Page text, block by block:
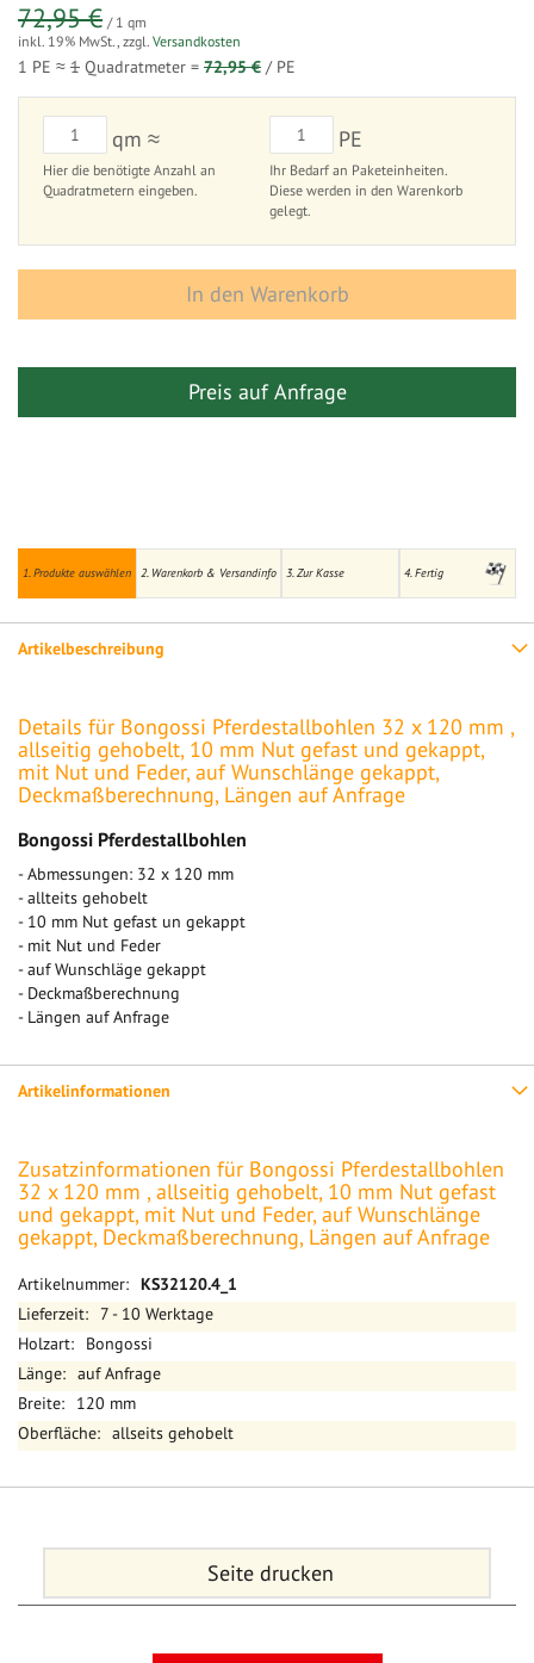
1. Produkte auswählen 2. Warenkorb & Versandinfo 3. Zur Kasse 4. Fertig
72,95 € / 1 qm
inkl. 19% MwSt., zzgl. Versandkosten
1 PE ≈ 1 Quadratmeter = 72,95 € / PE
qm ≈
Hier die benötigte Anzahl an
Quadratmetern eingeben.
PE
Ihr Bedarf an Paketeinheiten.
Diese werden in den Warenkorb
gelegt.
In den Warenkorb
Preis auf Anfrage
Artikelbeschreibung
Details für Bongossi Pferdestallbohlen 32 x 120 mm ,
allseitig gehobelt, 10 mm Nut gefast und gekappt,
mit Nut und Feder, auf Wunschlänge gekappt,
Deckmaßberechnung, Längen auf Anfrage
Bongossi Pferdestallbohlen
- Abmessungen: 32 x 120 mm
- allteits gehobelt
- 10 mm Nut gefast un gekappt
- mit Nut und Feder
- auf Wunschläge gekappt
- Deckmaßberechnung
- Längen auf Anfrage
Artikelinformationen
Zusatzinformationen für Bongossi Pferdestallbohlen
32 x 120 mm , allseitig gehobelt, 10 mm Nut gefast
und gekappt, mit Nut und Feder, auf Wunschlänge
gekappt, Deckmaßberechnung, Längen auf Anfrage
Mehr
Informationen
KS32120.4_1
7 - 10 Werktage
Bongossi
auf Anfrage
120 mm
allseits gehobelt
Seite drucken